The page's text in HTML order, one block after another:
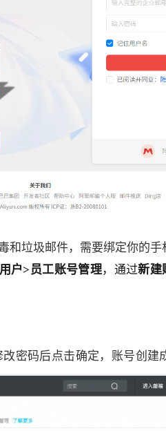
和垃圾邮件，需要绑定你的
户>员工账号管理，通过新建
密码后点击确定，账号创建